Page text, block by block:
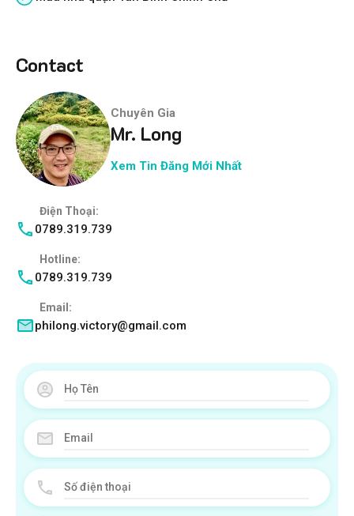
Contact
Chuyên Gia
Mr. Long
Xem Tin Đăng Mới Nhất
Điện Thoại:
0789.319.739
Hotline:
0789.319.739
Email:
philong.victory@gmail.com